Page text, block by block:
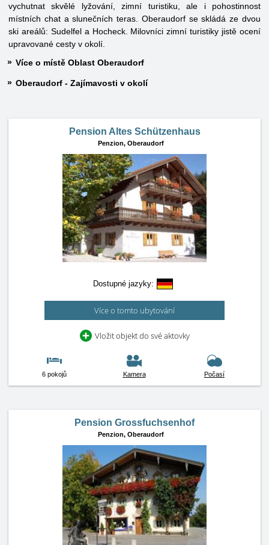
vychutnat skvělé lyžování, zimní turistiku, ale i pohostinnost
místních chat a slunečních teras. Oberaudorf se skládá ze dvou
ski areálů: Sudelfel a Hocheck. Milovníci zimní turistiky jistě ocení
upravované cesty v okolí.
Více o místě Oblast Oberaudorf
Oberaudorf - Zajímavosti v okolí
Pension Altes Schützenhaus
Penzion, Oberaudorf
Dostupné jazyky:
Více o tomto ubytování
Vložit objekt do své aktovky
6 pokojů Kamera Počasí
Pension Grossfuchsenhof
Penzion, Oberaudorf